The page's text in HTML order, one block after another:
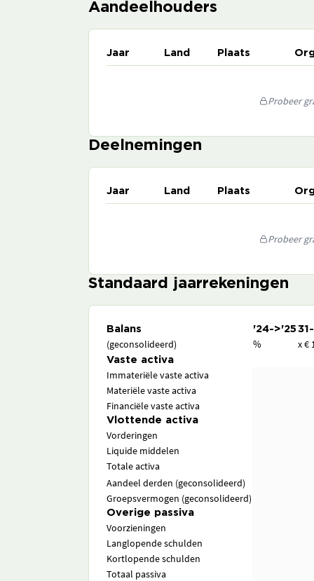
Aandeelhouders
Jaar Land Plaats
Probeer
Deelnemingen
Jaar Land Plaats
Probeer
Standaard jaarrekeningen
Balans '24->'25
(geconsolideerd) % x €
Vaste activa
Immateriële vaste activa
Materiële vaste activa
Financiële vaste activa
Vlottende activa
Vorderingen
Liquide middelen
Totale activa
Aandeel derden (geconsolideerd)
Groepsvermogen (geconsolideerd)
Overige passiva
Voorzieningen
Langlopende schulden
Kortlopende schulden
Totaal passiva